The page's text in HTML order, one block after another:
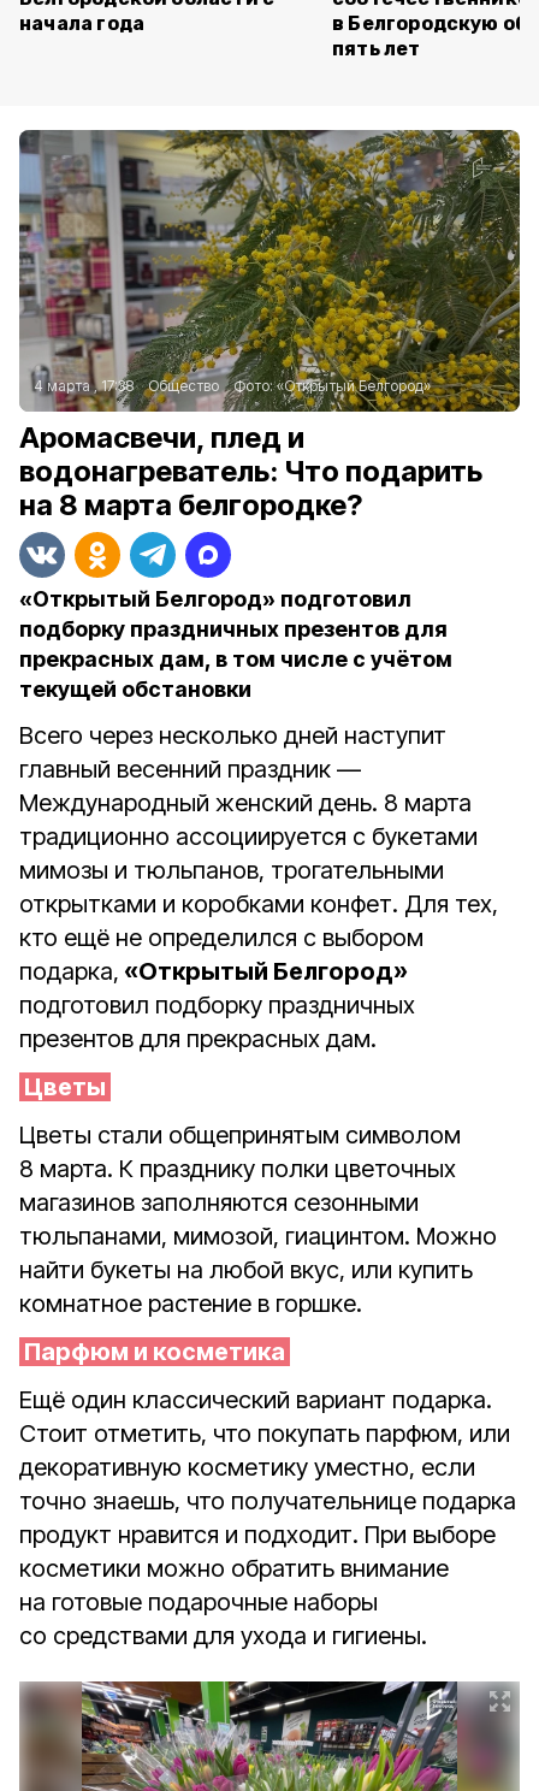
начала года
в Белгородскую
пять лет
4 марта , 17:38 Общество Фото:«Открытый Белгород»
Аромасвечи, плед и
водонагреватель: Что подарить
на 8 марта белгородке?
«Открытый Белгород» подготовил
подборку праздничных презентов для
прекрасных дам, в том числе с учётом
текущей обстановки
Всего через несколько дней наступит
главный весенний праздник —
Международный женский день. 8 марта
традиционно ассоциируется с букетами
мимозы и тюльпанов, трогательными
открытками и коробками конфет. Для тех,
кто ещё не определился с выбором
подарка, «Открытый Белгород»
подготовил подборку праздничных
презентов для прекрасных дам.
Цветы
Цветы стали общепринятым символом
8 марта. К празднику полки цветочных
магазинов заполняются сезонными
тюльпанами, мимозой, гиацинтом. Можно
найти букеты на любой вкус, или купить
комнатное растение в горшке.
Парфюм и косметика
Ещё один классический вариант подарка.
Стоит отметить, что покупать парфюм, или
декоративную косметику уместно, если
точно знаешь, что получательнице подарка
продукт нравится и подходит. При выборе
косметики можно обратить внимание
на готовые подарочные наборы
со средствами для ухода и гигиены.